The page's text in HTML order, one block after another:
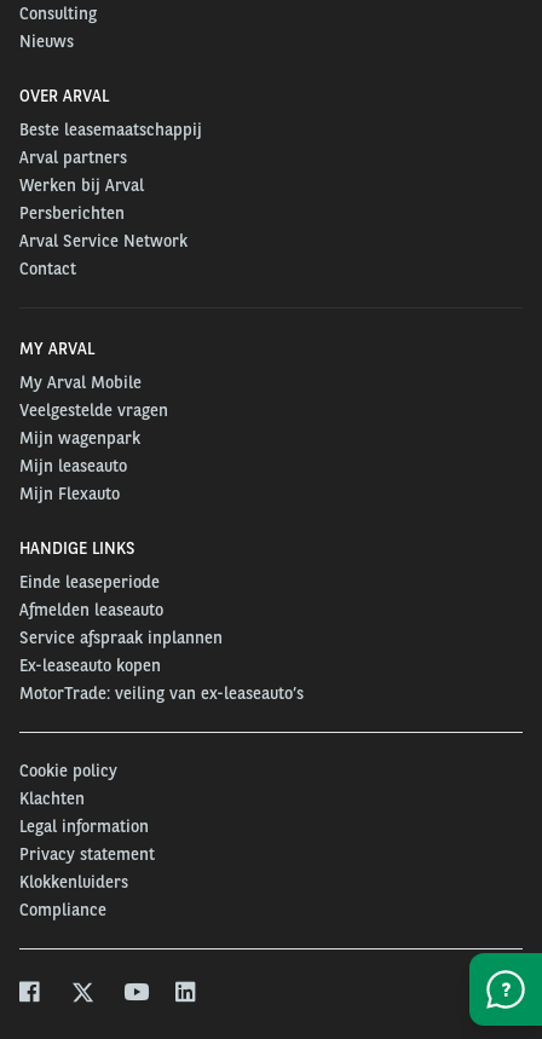
Consulting
Nieuws
OVER ARVAL
Beste leasemaatschappij
Arval partners
Werken bij Arval
Persberichten
Arval Service Network
Contact
MY ARVAL
My Arval Mobile
Veelgestelde vragen
Mijn wagenpark
Mijn leaseauto
Mijn Flexauto
HANDIGE LINKS
Einde leaseperiode
Afmelden leaseauto
Service afspraak inplannen
Ex-leaseauto kopen
MotorTrade: veiling van ex-leaseauto’s
Cookie policy
Klachten
Legal information
Privacy statement
Klokkenluiders
Compliance